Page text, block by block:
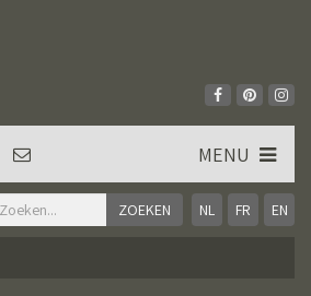
NL FR EN
MENU